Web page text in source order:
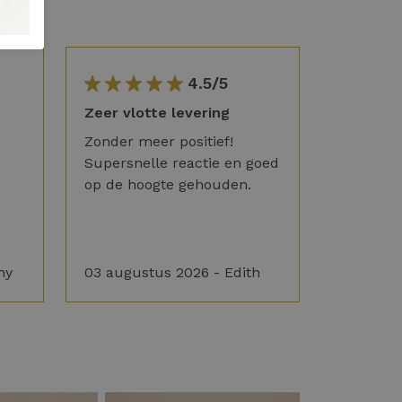
4.5/5
Zeer vlotte levering
Zonder meer positief!
Supersnelle reactie en goed
op de hoogte gehouden.
03 augustus 2026 - Edith